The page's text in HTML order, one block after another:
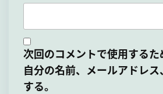
次回のコメントで使用する
自分の名前、メールアドレ
する。